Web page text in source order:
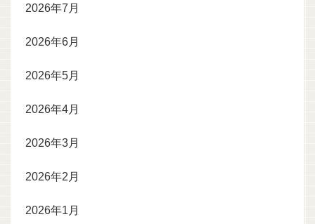
2026年7月
2026年6月
2026年5月
2026年4月
2026年3月
2026年2月
2026年1月